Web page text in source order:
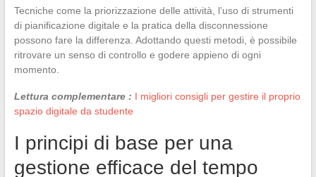
Tecniche come la priorizzazione delle attività, l’uso di strumenti
di pianificazione digitale e la pratica della disconnessione
possono fare la differenza. Adottando questi metodi, è possibile
ritrovare un senso di controllo e godere appieno di ogni
momento.
Lettura complementare : I migliori consigli per gestire il proprio
spazio digitale da studente
I principi di base per una
gestione efficace del tempo